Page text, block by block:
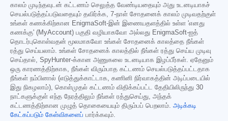
காலம் முடிந்தவுடன் கட்டணம் செலுத்த வேண்டியதையும் அது உடனடியாகச்
செயல்படுத்தப்படுவதையும் தவிர்க்க, 7-நாள் சோதனைக் காலம் முடிவதற்குள்
உங்கள் கணக்கிற்கான EnigmaSoft-இன் இணையதளத்தில் உள்ள 'எனது
கணக்கு' (MyAccount) பகுதி வழியாகவோ அல்லது EnigmaSoft-ஐத்
தொடர்புகொள்வதன் மூலமாகவோ உங்கள் சோதனைக் காலத்தை நீங்கள்
ரத்து செய்யலாம். உங்கள் சோதனைக் காலத்தில் நீங்கள் ரத்து செய்ய முடிவு
செய்தால், SpyHunter-க்கான அணுகலை உடனடியாக இழப்பீர்கள். ஏதேனும்
ஒரு காரணத்திற்காக, நீங்கள் விரும்பாத கட்டணம் செயல்படுத்தப்பட்டதாக
நீங்கள் நம்பினால் (எடுத்துக்காட்டாக, கணினி நிர்வாகத்தின் அடிப்படையில்
இது நிகழலாம்), கொள்முதல் கட்டணம் விதிக்கப்பட்ட தேதியிலிருந்து 30
நாட்களுக்குள் எந்த நேரத்திலும் நீங்கள் ரத்துசெய்து, அந்தக்
கட்டணத்திற்கான முழுத் தொகையையும் திரும்பப் பெறலாம். அடிக்கடி
கேட்கப்படும் கேள்விகளைப் பார்க்கவும்.